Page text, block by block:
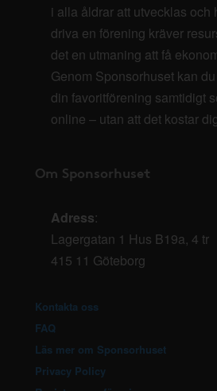
i alla åldrar att utvecklas och
driva en förening kräver
det en utmaning att få
Genom Sponsorhuset kan
din favoritförening samtidigt
online – utan att det kostar
Om Sponsorhuset
Adress:
Lagergatan 1 Hus B19a, 4 tr
415 11 Göteborg
Kontakta oss
FAQ
Läs mer om Sponsorhuset
Privacy Policy